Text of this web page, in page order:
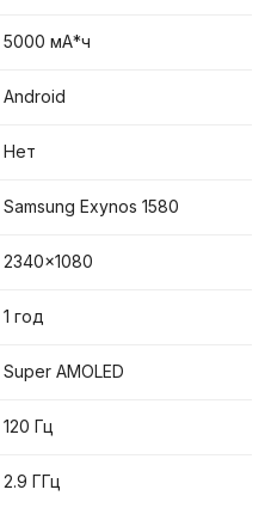
5000 мА*ч
Android
Нет
Samsung Exynos 1580
2340x1080
1 год
Super AMOLED
120 Гц
2.9 ГГц